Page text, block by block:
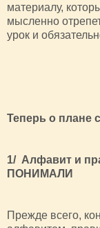
материалу,
мысленно
урок и
Теперь о плане
1/ Алфавит и
ПОНИМАЛИ
Прежде всего,